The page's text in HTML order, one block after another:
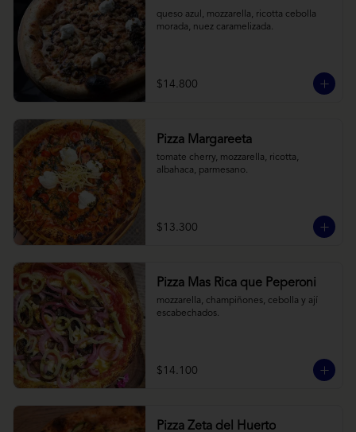
queso azul, mozzarella, ricotta cebolla
morada, nuez caramelizada.
$14.800
Pizza Margareeta
tomate cherry, mozzarella, ricotta,
albahaca, parmesano.
$13.300
Pizza Mas Rica que Peperoni
mozzarella, champiñones, cebolla y ají
escabechados.
$14.100
Pizza Zeta del Huerto